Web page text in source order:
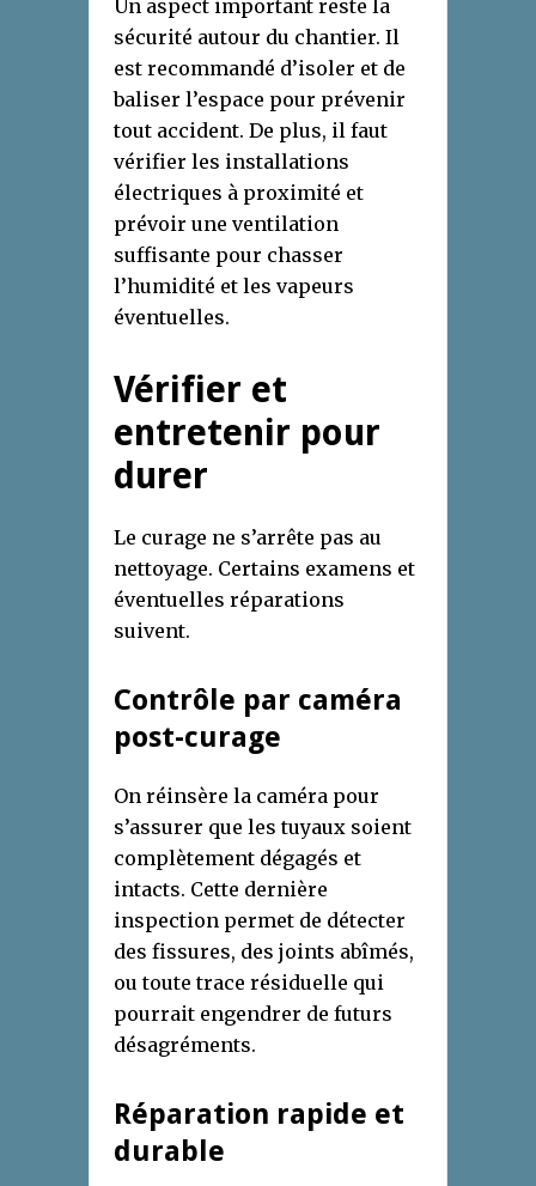
Un aspect important reste la
sécurité autour du chantier. Il
est recommandé d’isoler et de
baliser l’espace pour prévenir
tout accident. De plus, il faut
vérifier les installations
électriques à proximité et
prévoir une ventilation
suffisante pour chasser
l’humidité et les vapeurs
éventuelles.
Vérifier et
entretenir pour
durer
Le curage ne s’arrête pas au
nettoyage. Certains examens et
éventuelles réparations
suivent.
Contrôle par caméra
post-curage
On réinsère la caméra pour
s’assurer que les tuyaux soient
complètement dégagés et
intacts. Cette dernière
inspection permet de détecter
des fissures, des joints abîmés,
ou toute trace résiduelle qui
pourrait engendrer de futurs
désagréments.
Réparation rapide et
durable